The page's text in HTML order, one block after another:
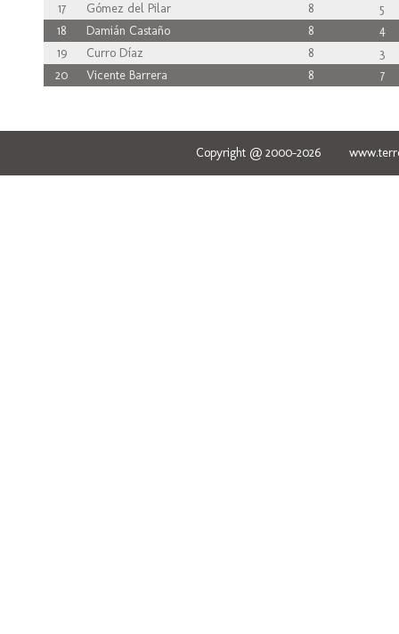
17
Gómez del Pilar 8
5
18
Damián Castaño 8
4
19
Curro Díaz 8
3
20
Vicente Barrera 8 7
Copyright @ 2000-2026